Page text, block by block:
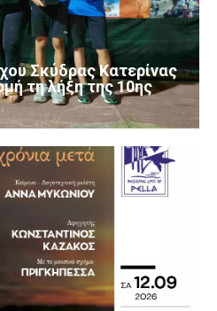
Σκύδρας Κατερίνας
τη λήξη της 10ης